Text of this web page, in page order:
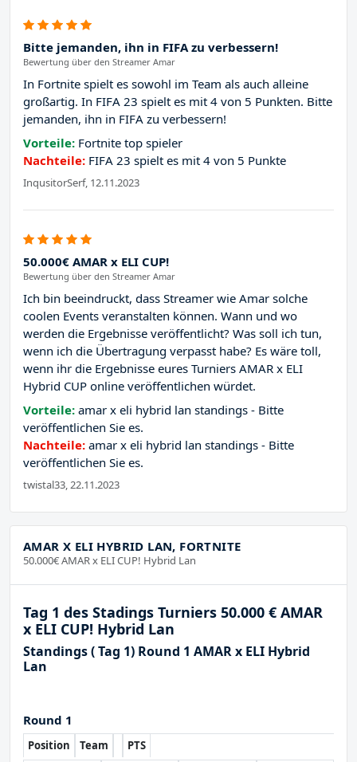
Bitte jemanden, ihn in FIFA zu verbessern!
Bewertung über den Streamer Amar
In Fortnite spielt es sowohl im Team als auch alleine
großartig. In FIFA 23 spielt es mit 4 von 5 Punkten. Bitte
jemanden, ihn in FIFA zu verbessern!
Vorteile: Fortnite top spieler
Nachteile: FIFA 23 spielt es mit 4 von 5 Punkte
InqusitorSerf, 12.11.2023
50.000€ AMAR x ELI CUP!
Bewertung über den Streamer Amar
Ich bin beeindruckt, dass Streamer wie Amar solche
coolen Events veranstalten können. Wann und wo
werden die Ergebnisse veröffentlicht? Was soll ich tun,
wenn ich die Übertragung verpasst habe? Es wäre toll,
wenn ihr die Ergebnisse eures Turniers AMAR x ELI
Hybrid CUP online veröffentlichen würdet.
Vorteile: amar x eli hybrid lan standings - Bitte
veröffentlichen Sie es.
Nachteile: amar x eli hybrid lan standings - Bitte
veröffentlichen Sie es.
twistal33, 22.11.2023
AMAR X ELI HYBRID LAN, FORTNITE
50.000€ AMAR x ELI CUP! Hybrid Lan
Tag 1 des Stadings Turniers 50.000 € AMAR
x ELI CUP! Hybrid Lan
Standings ( Tag 1) Round 1 AMAR x ELI Hybrid
Lan
Round 1
Position Team
PTS